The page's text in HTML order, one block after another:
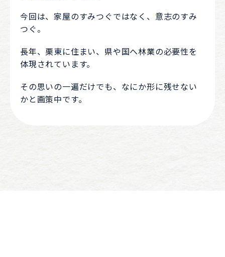
今回は、家屋のすみつぐではなく、意志のすみ
つぐ。
長年、栗東に住まい、県や国へ林業の必要性を
体現されています。
その思いの一遍だけでも、なにか形に残せない
かと画策中です。